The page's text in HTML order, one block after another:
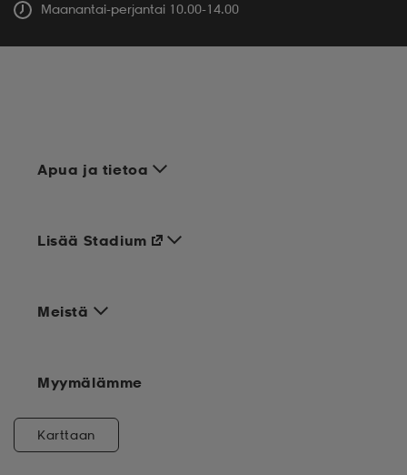
Maanantai-perjantai 10.00-14.00
Apua ja tietoa
Meistä
Lisää Stadium
Myymälämme
Karttaan